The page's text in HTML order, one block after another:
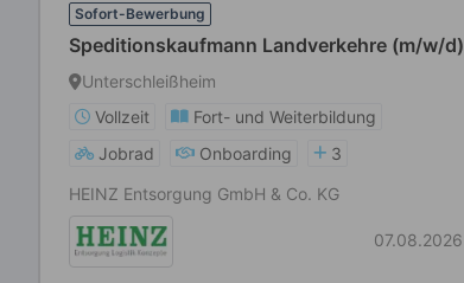
Sofort-Bewerbung
Speditionskaufmann Landverkehre (m/w/d)
Unterschleißheim
Vollzeit
Fort- und Weiterbildung
Jobrad
Onboarding
3
HEINZ Entsorgung GmbH & Co. KG
07.08.2026